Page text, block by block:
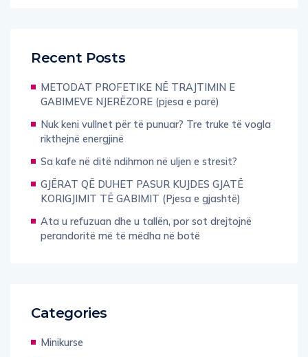
Recent Posts
METODAT PROFETIKE NË TRAJTIMIN E
GABIMEVE NJERËZORE (pjesa e parë)
Nuk keni vullnet për të punuar? Tre truke të vogla
rikthejnë energjinë
Sa kafe në ditë ndihmon në uljen e stresit?
GJËRAT QË DUHET PASUR KUJDES GJATË
KORIGJIMIT TË GABIMIT (Pjesa e gjashtë)
Ata u refuzuan dhe u tallën, por sot drejtojnë
perandoritë më të mëdha në botë
Categories
Minikurse